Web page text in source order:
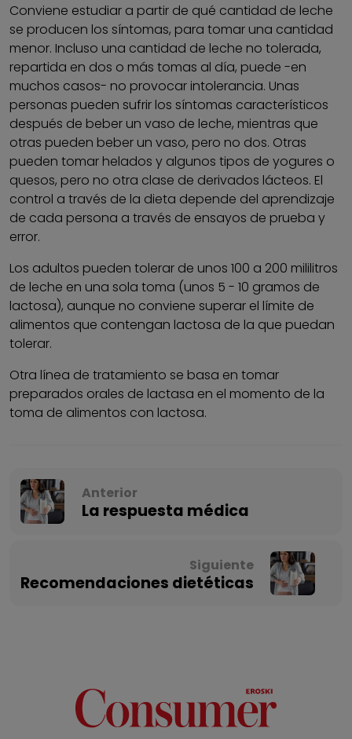
Conviene estudiar a partir de qué cantidad de leche
se producen los síntomas, para tomar una cantidad
menor. Incluso una cantidad de leche no tolerada,
repartida en dos o más tomas al día, puede -en
muchos casos- no provocar intolerancia. Unas
personas pueden sufrir los síntomas característicos
después de beber un vaso de leche, mientras que
otras pueden beber un vaso, pero no dos. Otras
pueden tomar helados y algunos tipos de yogures o
quesos, pero no otra clase de derivados lácteos. El
control a través de la dieta depende del aprendizaje
de cada persona a través de ensayos de prueba y
error.
Los adultos pueden tolerar de unos 100 a 200 mililitros
de leche en una sola toma (unos 5 - 10 gramos de
lactosa), aunque no conviene superar el límite de
alimentos que contengan lactosa de la que puedan
tolerar.
Otra línea de tratamiento se basa en tomar
preparados orales de lactasa en el momento de la
toma de alimentos con lactosa.
Anterior
La respuesta médica
Siguiente
Recomendaciones dietéticas